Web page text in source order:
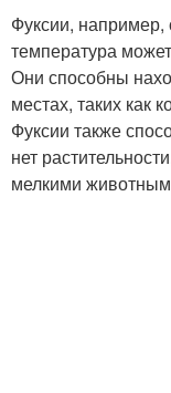
Фуксии,
температура
Они способны
местах, таких как
Фуксии также
нет
мелкими